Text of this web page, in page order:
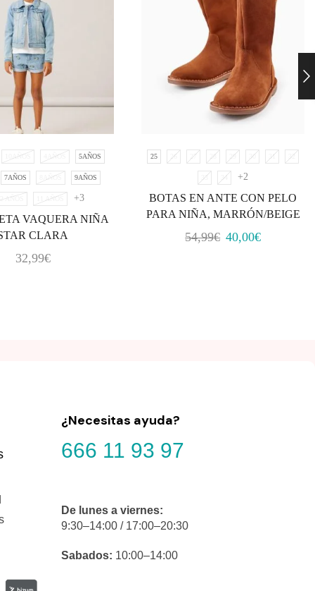
10AÑOS 4AÑOS 5AÑOS
7AÑOS 8AÑOS 9AÑOS
AÑOS 11 AÑOS +3
VAQUERA NIÑA
CLARA
32,99€
25 26 27 28 29 30 31 32
33 34 +2
BOTAS EN ANTE CON PELO
PARA NIÑA, MARRÓN/BEIGE
54,99€ 40,00€
¿Necesitas ayuda?
666 11 93 97
De lunes a viernes:
9:30–14:00 / 17:00–20:30
Sabados: 10:00–14:00